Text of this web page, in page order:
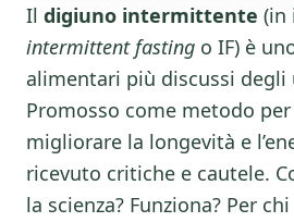
Il digiuno intermittente (in
intermittent fasting o IF) è
alimentari più discussi
Promosso come metodo
migliorare la longevità e
ricevuto critiche e cautele.
la scienza? Funziona? Per